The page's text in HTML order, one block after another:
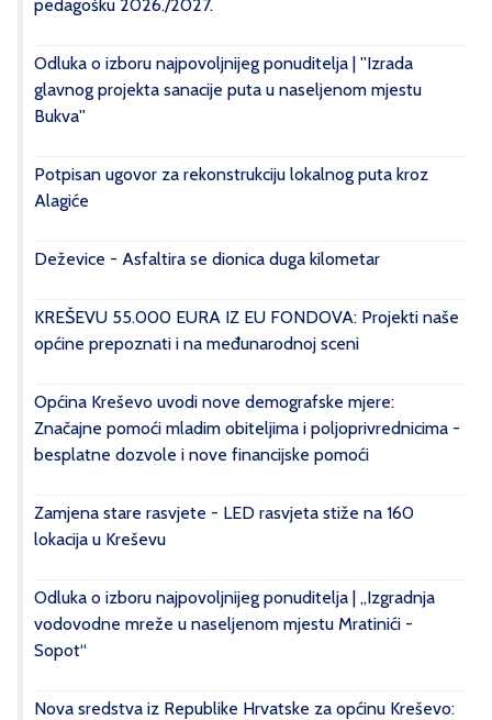
pedagošku 2026./2027.
Odluka o izboru najpovoljnijeg ponuditelja | ''Izrada
glavnog projekta sanacije puta u naseljenom mjestu
Bukva''
Potpisan ugovor za rekonstrukciju lokalnog puta kroz
Alagiće
Deževice - Asfaltira se dionica duga kilometar
KREŠEVU 55.000 EURA IZ EU FONDOVA: Projekti naše
općine prepoznati i na međunarodnoj sceni
Općina Kreševo uvodi nove demografske mjere:
Značajne pomoći mladim obiteljima i poljoprivrednicima -
besplatne dozvole i nove financijske pomoći
Zamjena stare rasvjete - LED rasvjeta stiže na 160
lokacija u Kreševu
Odluka o izboru najpovoljnijeg ponuditelja | „Izgradnja
vodovodne mreže u naseljenom mjestu Mratinići -
Sopot“
Nova sredstva iz Republike Hrvatske za općinu Kreševo: